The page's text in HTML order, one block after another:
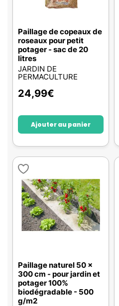
Paillage de copeaux de
roseaux pour petit
potager - sac de 20
litres
JARDIN DE
PERMACULTURE
24,99€
Ajouter au panier
Paillage naturel 50 x
300 cm - pour jardin et
potager 100%
biodégradable - 500
g/m2